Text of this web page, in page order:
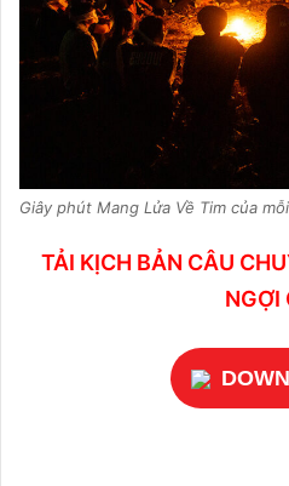
Giây phút Mang Lửa Về Tim của
TẢI KỊCH BẢN CÂU
NGỢI